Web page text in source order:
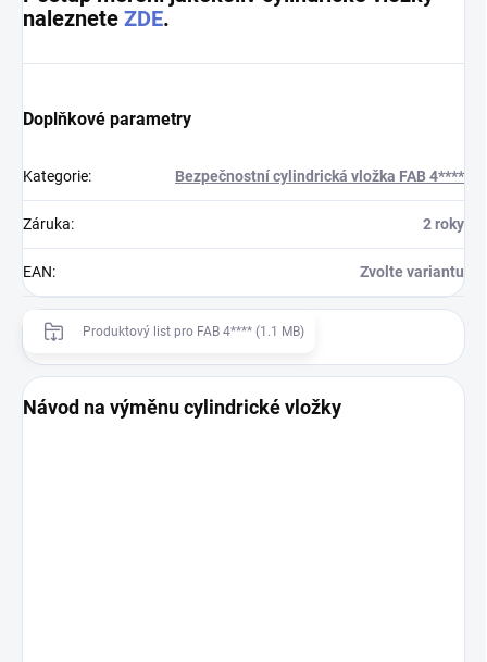
naleznete ZDE.
Doplňkové parametry
Kategorie: Bezpečnostní cylindrická vložka FAB 4****
Záruka: 2 roky
EAN: Zvolte variantu
Produktový list pro FAB 4**** (1.1 MB)
Návod na výměnu cylindrické vložky